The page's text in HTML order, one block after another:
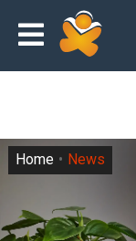
Home News